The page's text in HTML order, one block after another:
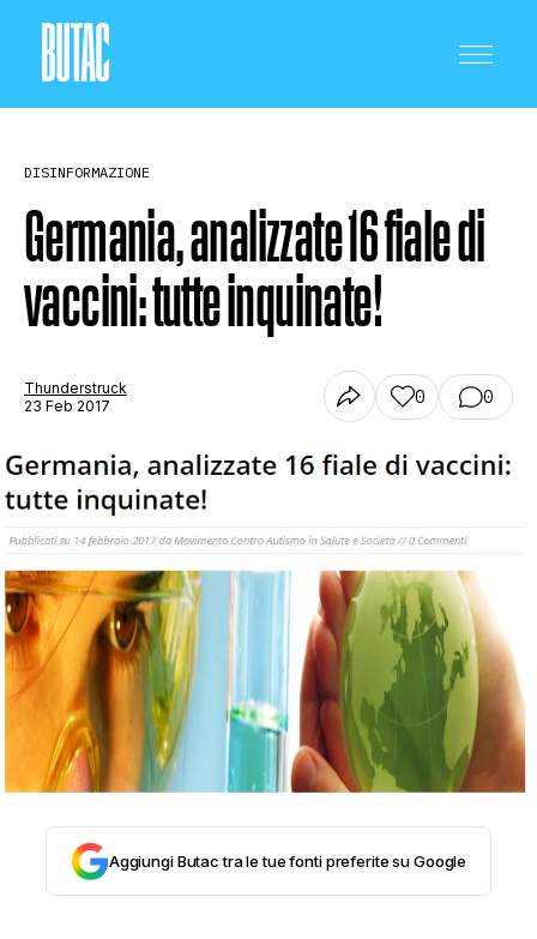
CRONACA E POLITICA
SCIENZA E TECNOLOGIA
SALUTE E MEDICINA
STORIA E CITAZIONI
INTRATTENIMENTO
COMPLOTTI, LEGGENDE URBANE ED
EVERGREEN
DISINFORMAZIONE
Germania, analizzate 16 fiale di
vaccini: tutte inquinate!
Thunderstruck
23 Feb 2017
0 0
Aggiungi Butac tra le tue fonti preferite su Google